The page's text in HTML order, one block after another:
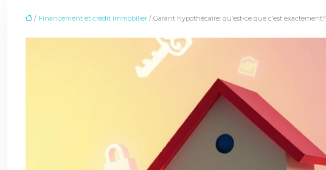
/ Financement et crédit immobilier / Garant hypothécaire: qu’est-ce que c’est exactement?